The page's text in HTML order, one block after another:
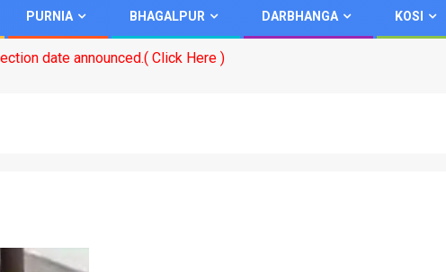
PURNIA BHAGALPUR DARBHANGA KOSI
Click Here )